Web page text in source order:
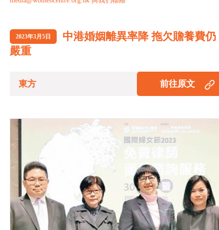
2023年3月5日
中港婚姻離異率降 拖欠贍養費仍
嚴重
東方 前往原文